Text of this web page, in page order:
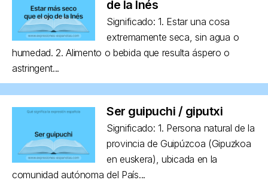
de la Inés
Significado: 1. Estar una cosa
extremamente seca, sin agua o
humedad. 2. Alimento o bebida que resulta áspero o
astringent...
Ser guipuchi / giputxi
Significado: 1. Persona natural de la
provincia de Guipúzcoa (Gipuzkoa
en euskera), ubicada en la
comunidad autónoma del País...